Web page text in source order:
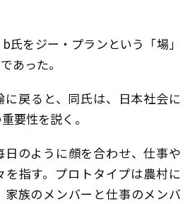
氏をジー・プランという「場」
あった。
に戻ると、同氏は、日本社会に
要性を説く。
日のように顔を合わせ、仕事や
指す。プロトタイプは農村に
家族のメンバーと仕事のメンバ